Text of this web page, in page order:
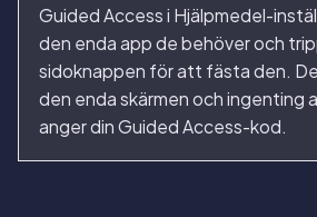
Guided Access i Hjälpmedel-
den enda app de behöver och
sidoknappen för att fästa den.
den enda skärmen och ingenting
anger din Guided Access-kod.